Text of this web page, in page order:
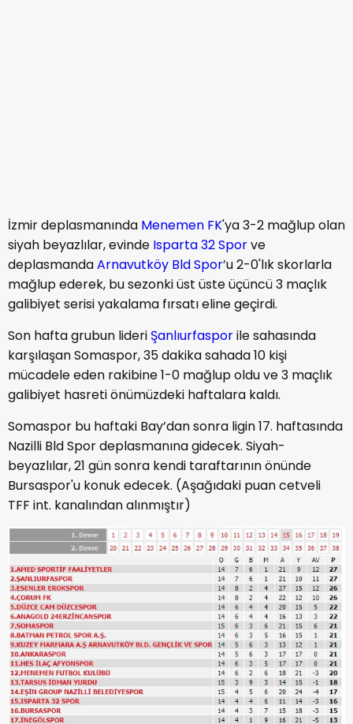
İzmir deplasmanında Menemen FK'ya 3-2 mağlup olan
siyah beyazlılar, evinde Isparta 32 Sporve
deplasmandaArnavutköy Bld Spor’u 2-0'lık skorlarla
mağlup ederek, bu sezonki üst üste üçüncü 3 maçlık
galibiyet serisi yakalama fırsatı eline geçirdi.
Son hafta grubun lideri Şanlıurfasporile sahasında
karşılaşan Somaspor, 35 dakika sahada 10 kişi
mücadele eden rakibine 1-0 mağlup oldu ve 3 maçlık
galibiyet hasreti önümüzdeki haftalara kaldı.
Somaspor bu haftaki Bay’dan sonra ligin 17. haftasında
Nazilli Bld Spor deplasmanına gidecek. Siyah-
beyazlılar, 21 gün sonra kendi taraftarının önünde
Bursaspor'u konuk edecek. (Aşağıdaki puan cetveli
TFF int. kanalından alınmıştır)